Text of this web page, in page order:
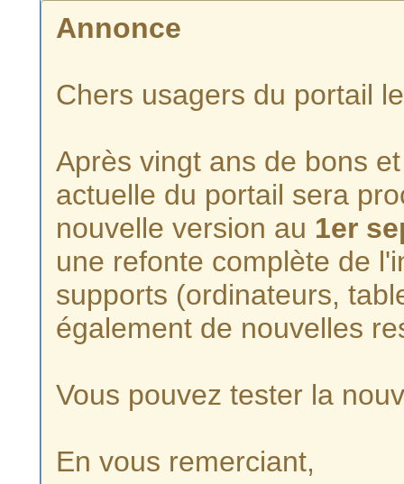
Annonce
Chers usagers du portail
Après vingt ans de bons
actuelle du portail sera
nouvelle version au 1er
une refonte complète de
supports (ordinateurs,
également de nouvelles
Vous pouvez tester la
En vous remerciant,